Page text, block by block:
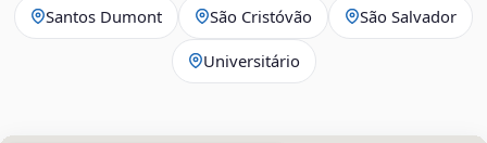
Santos Dumont São Cristóvão São Salvador
Universitário